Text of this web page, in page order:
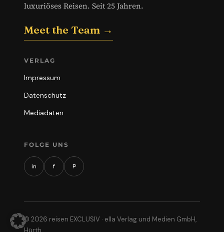
luxuriöses Reisen. Seit 25 Jahren.
Meet the Team →
VERLAG
Impressum
Datenschutz
Mediadaten
FOLGE UNS
in f P
© 2026 reisen EXCLUSIV · ella Verlag und Medien GmbH,
Hürth